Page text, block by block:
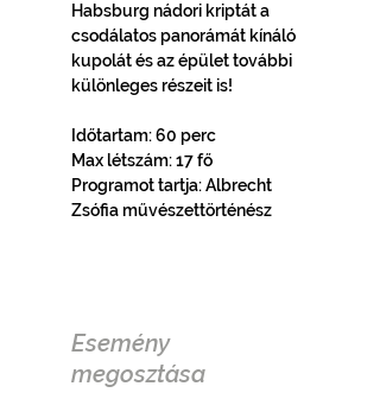
Habsburg nádori kriptát a
csodálatos panorámát kínáló
kupolát és az épület további
különleges részeit is!
Időtartam: 60 perc
Max létszám: 17 fő
Programot tartja: Albrecht
Zsófia művészettörténész
Esemény
megosztása